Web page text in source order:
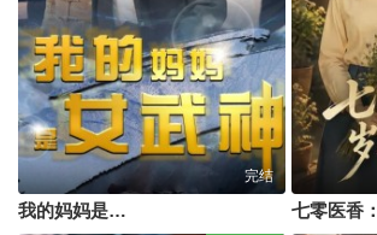
完结
我的妈妈是女武神